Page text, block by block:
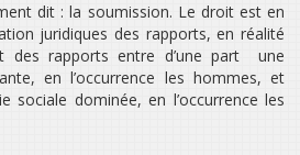
dit : la soumission. Le droit est en
juridiques des rapports, en réalité
des rapports entre d’une part une
en l’occurrence les hommes, et
sociale dominée, en l’occurrence les